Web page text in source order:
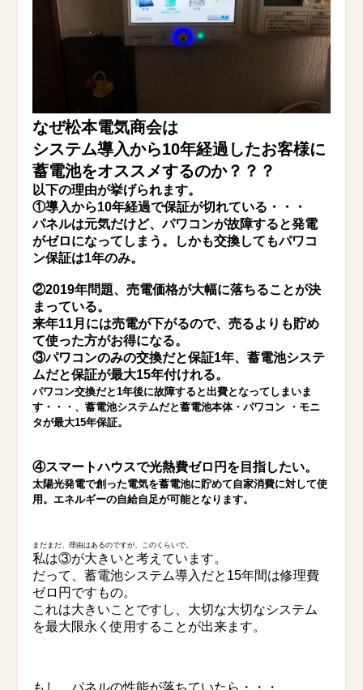
なぜ松本電気商会は
システム導入から10年経過したお客様に
蓄電池をオススメするのか？？？
以下の理由が挙げられます。
①導入から10年経過で保証が切れている・・・
パネルは元気だけど、パワコンが故障すると発電
がゼロになってしまう。しかも交換してもパワコ
ン保証は1年のみ。
②2019年問題、売電価格が大幅に落ちることが決
まっている。
来年11月には売電が下がるので、売るよりも貯め
て使った方がお得になる。
③パワコンのみの交換だと保証1年、蓄電池システ
ムだと保証が最大15年付けれる。
パワコン交換だと1年後に故障すると出費となってしまいま
す・・・、蓄電池システムだと蓄電池本体・パワコン ・モニ
タが最大15年保証。
④スマートハウスで光熱費ゼロ円を目指したい。
太陽光発電で創った電気を蓄電池に貯めて自家消費に対して使
用。エネルギーの自給自足が可能となります。
まだまだ、理由はあるのですが、このくらいで。
私は③が大きいと考えています。
だって、蓄電池システム導入だと15年間は修理費
ゼロ円ですもの。
これは大きいことですし、大切な大切なシステム
を最大限永く使用することが出来ます。